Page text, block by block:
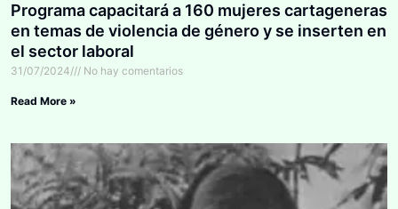
Programa capacitará a 160 mujeres cartageneras
en temas de violencia de género y se inserten en
el sector laboral
31/07/2024 No hay comentarios
Read More »